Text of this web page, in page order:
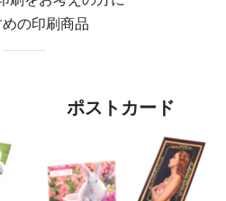
の印刷商品
ポストカード